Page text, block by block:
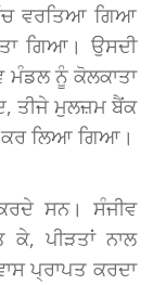
ਵਰਤਿਆ ਗਿਆ
ਗਿਆ। ਉਸਦੀ
ਮੰਡਲ ਨੂੰ ਕੋਲਕਾਤਾ
ਤੀਜੇ ਮੁਲਜ਼ਮ ਬੈਂਕ
ਕਰ ਲਿਆ ਗਿਆ।
ਸਨ। ਸੰਜੀਵ
ਪੀੜਤਾਂ ਨਾਲ
ਪ੍ਰਾਪਤ ਕਰਦਾ